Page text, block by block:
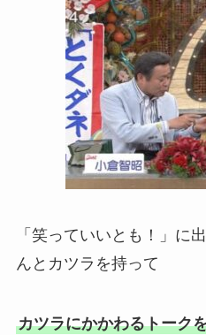
「笑っていいとも！」に
んとカツラを持って
カツラにかかわるトーク